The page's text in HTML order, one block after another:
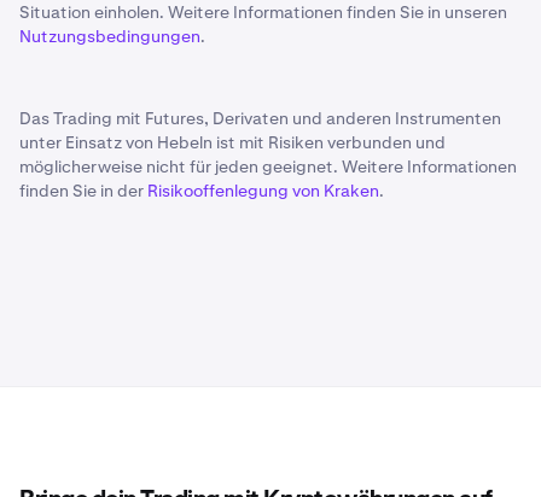
Situation einholen. Weitere Informationen finden Sie in unseren
Nutzungsbedingungen.
Das Trading mit Futures, Derivaten und anderen Instrumenten
unter Einsatz von Hebeln ist mit Risiken verbunden und
möglicherweise nicht für jeden geeignet. Weitere Informationen
finden Sie in der Risikooffenlegung von Kraken.